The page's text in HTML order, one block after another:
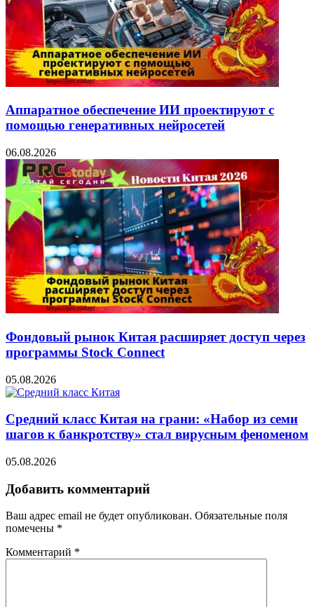
Аппаратное обеспечение ИИ проектируют с
помощью генеративных нейросетей
06.08.2026
Фондовый рынок Китая расширяет доступ через
программы Stock Connect
05.08.2026
Средний класс Китая на грани: «Набор из семи
шагов к банкротству» стал вирусным феноменом
05.08.2026
Добавить комментарий
Ваш адрес email не будет опубликован. Обязательные поля
помечены *
Комментарий *